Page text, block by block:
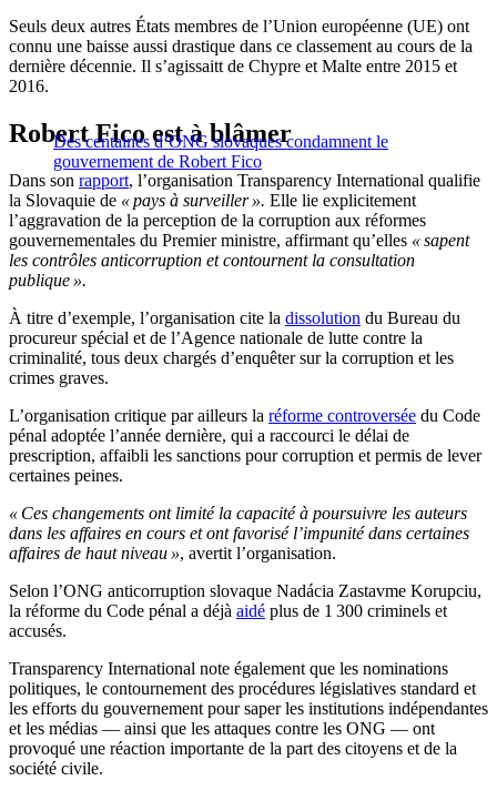
Seuls deux autres États membres de l’Union européenne (UE) ont
connu une baisse aussi drastique dans ce classement au cours de la
dernière décennie. Il s’agissaitt de Chypre et Malte entre 2015 et
2016.
Des centaines d’ONG slovaques condamnent le
gouvernement de Robert Fico
Robert Fico est à blâmer
Dans son rapport, l’organisation Transparency International qualifie
la Slovaquie de « pays à surveiller ». Elle lie explicitement
l’aggravation de la perception de la corruption aux réformes
gouvernementales du Premier ministre, affirmant qu’elles « sapent
les contrôles anticorruption et contournent la consultation
publique ».
À titre d’exemple, l’organisation cite la dissolution du Bureau du
procureur spécial et de l’Agence nationale de lutte contre la
criminalité, tous deux chargés d’enquêter sur la corruption et les
crimes graves.
L’organisation critique par ailleurs la réforme controversée du Code
pénal adoptée l’année dernière, qui a raccourci le délai de
prescription, affaibli les sanctions pour corruption et permis de lever
certaines peines.
« Ces changements ont limité la capacité à poursuivre les auteurs
dans les affaires en cours et ont favorisé l’impunité dans certaines
affaires de haut niveau », avertit l’organisation.
Selon l’ONG anticorruption slovaque Nadácia Zastavme Korupciu,
la réforme du Code pénal a déjà aidé plus de 1 300 criminels et
accusés.
Transparency International note également que les nominations
politiques, le contournement des procédures législatives standard et
les efforts du gouvernement pour saper les institutions indépendantes
et les médias — ainsi que les attaques contre les ONG — ont
provoqué une réaction importante de la part des citoyens et de la
société civile.